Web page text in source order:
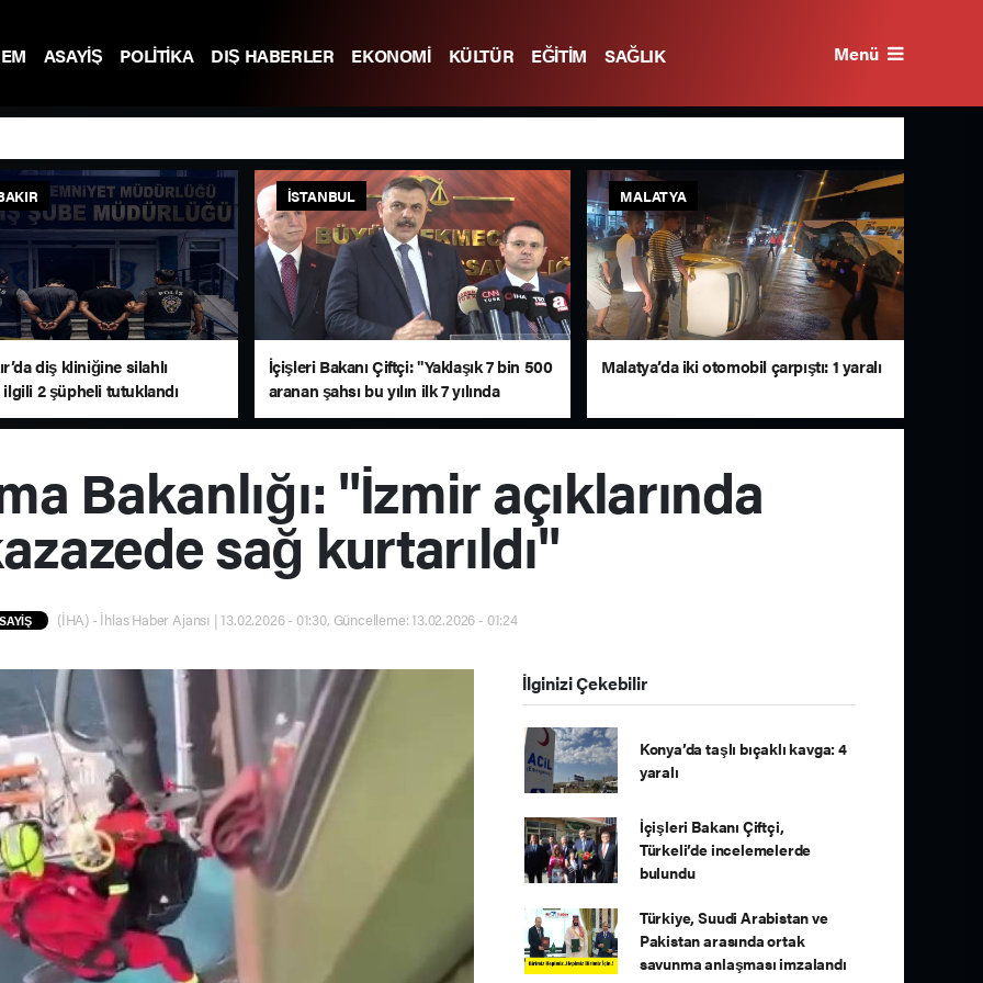
ASAYİŞ POLİTİKA DIŞ HABERLER EKONOMİ KÜLTÜR EĞİTİM SAĞLIK Menü
diş kliniğine silahlı
ilgili 2 şüpheli tutuklandı
İSTANBUL
İçişleri Bakanı Çiftçi: "Yaklaşık 7 bin 500
aranan şahsı bu yılın ilk 7 yılında
yakalamış durumdayız"
MALATYA
Malatya’da iki otomobil çarpıştı: 1 yaralı
Bakanlığı: "İzmir açıklarında
sağ kurtarıldı"
(İHA) - İhlas Haber Ajansı | 13.02.2026 - 01:30, Güncelleme: 13.02.2026 - 01:24
İlginizi Çekebilir
Konya’da taşlı bıçaklı kavga: 4
yaralı
İçişleri Bakanı Çiftçi,
Türkeli’de incelemelerde
bulundu
Türkiye, Suudi Arabistan ve
Pakistan arasında ortak
savunma anlaşması imzalandı